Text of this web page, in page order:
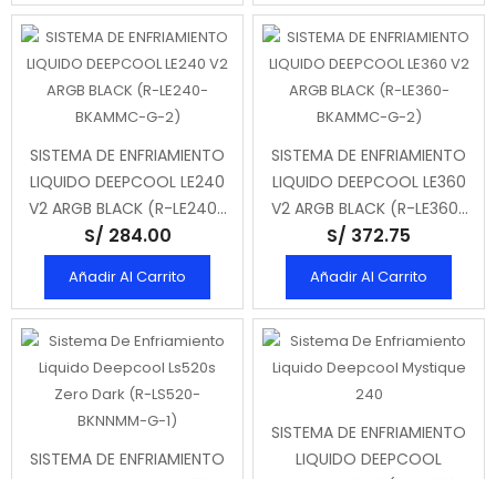
SISTEMA DE ENFRIAMIENTO
LIQUIDO DEEPCOOL LE240
V2 ARGB BLACK (R-LE240-
BKAMMC-G-2)
S/ 284.00
Añadir Al Carrito
SISTEMA DE ENFRIAMIENTO
LIQUIDO DEEPCOOL LE360
V2 ARGB BLACK (R-LE360-
BKAMMC-G-2)
S/ 372.75
Añadir Al Carrito
SISTEMA DE ENFRIAMIENTO
SISTEMA DE ENFRIAMIENTO
LIQUIDO DEEPCOOL